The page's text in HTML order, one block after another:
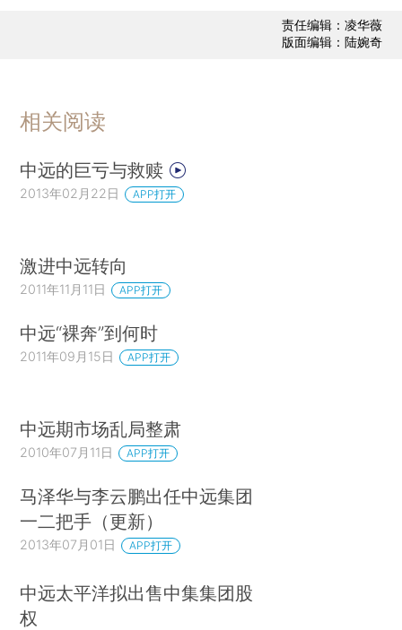
责任编辑：凌华薇
版面编辑：陆婉奇
相关阅读
中远的巨亏与救赎
2013年02月22日 APP打开
激进中远转向
2011年11月11日 APP打开
中远“裸奔”到何时
2011年09月15日 APP打开
中远期市场乱局整肃
2010年07月11日 APP打开
马泽华与李云鹏出任中远集团
一二把手（更新）
2013年07月01日 APP打开
中远太平洋拟出售中集集团股
权